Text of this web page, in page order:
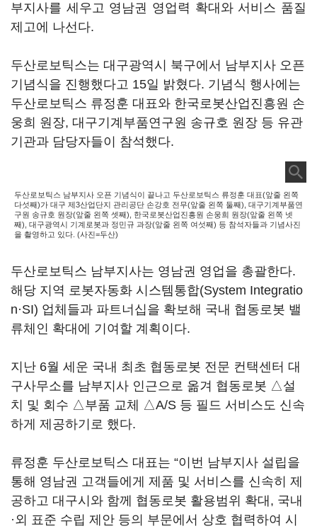
부지사를 세우고 영남권 영업력 확대와 서비스 품질
제고에 나선다.
두산로보틱스는 대구광역시 북구에서 남부지사 오픈
기념식을 진행했다고 15일 밝혔다. 기념식 행사에는
두산로보틱스 류정훈 대표와 한국로봇산업진흥원 손
웅희 원장, 대구기계부품연구원 송규호 원장 등 유관
기관과 담당자들이 참석했다.
두산로보틱스 남부지사 오픈 기념식이 끝나고 두산로보틱스 류정훈 대표(앞줄 왼쪽
다섯째)가 대구 제3산업단지 관리공단 손강호 전무(앞줄 왼쪽 둘째), 대구기계부품연
구원 송규호 원장(앞줄 왼쪽 셋째), 한국로봇산업진흥원 손웅희 원장(앞줄 왼쪽 넷
째), 대구광역시 기계로봇과 정민규 과장(앞줄 왼쪽 여섯째) 등 참석자들과 기념사진
을 촬영하고 있다. (사진=두산)
두산로보틱스 남부지사는 영남권 영업을 총괄한다.
해당 지역 로봇자동화 시스템통합(System Integratio
n·SI) 업체들과 파트너십을 확보해 국내 협동로봇 밸
류체인 확대에 기여할 계획이다.
지난 6월 세운 국내 최초 협동로봇 전문 컨택센터 대
구사무소를 남부지사 인근으로 옮겨 협동로봇 △설
치 및 회수 △부품 교체 △A/S 등 필드 서비스도 신속
하게 제공하기로 했다.
류정훈 두산로보틱스 대표는 “이번 남부지사 설립을
통해 영남권 고객들에게 제품 및 서비스를 신속히 제
공하고 대구시와 함께 협동로봇 활용범위 확대, 국내
·외 표준 수립 제안 등의 부문에서 상호 협력하여 시